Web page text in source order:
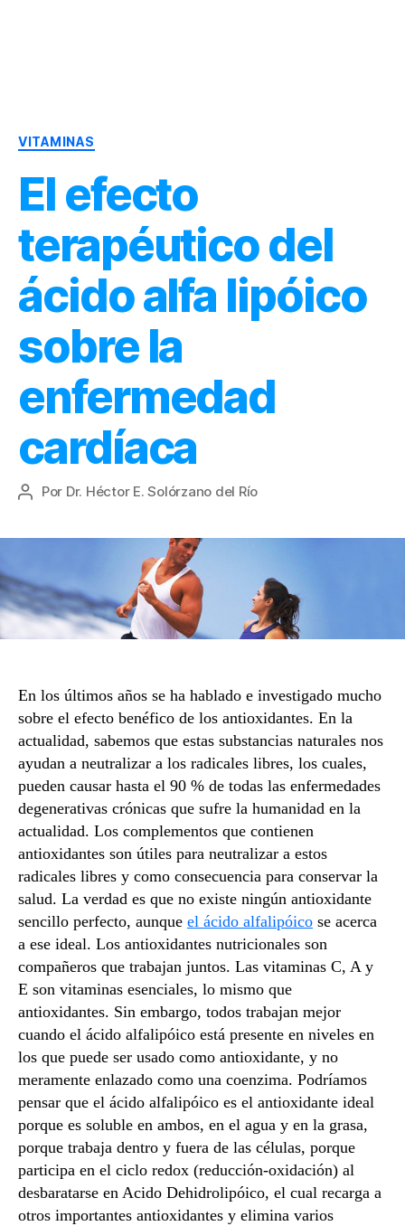
Terapia
Nutricional
y
Nutrición
VITAMINAS
El efecto
terapéutico del
ácido alfa lipóico
sobre la
enfermedad
cardíaca
Autor
Por Dr. Héctor E. Solórzano del Río
En los últimos años se ha hablado e investigado mucho
sobre el efecto benéfico de los antioxidantes. En la
actualidad, sabemos que estas substancias naturales nos
ayudan a neutralizar a los radicales libres, los cuales,
pueden causar hasta el 90 % de todas las enfermedades
degenerativas crónicas que sufre la humanidad en la
actualidad. Los complementos que contienen
antioxidantes son útiles para neutralizar a estos
radicales libres y como consecuencia para conservar la
salud. La verdad es que no existe ningún antioxidante
sencillo perfecto, aunque el ácido alfalipóico se acerca
a ese ideal. Los antioxidantes nutricionales son
compañeros que trabajan juntos. Las vitaminas C, A y
E son vitaminas esenciales, lo mismo que
antioxidantes. Sin embargo, todos trabajan mejor
cuando el ácido alfalipóico está presente en niveles en
los que puede ser usado como antioxidante, y no
meramente enlazado como una coenzima. Podríamos
pensar que el ácido alfalipóico es el antioxidante ideal
porque es soluble en ambos, en el agua y en la grasa,
porque trabaja dentro y fuera de las células, porque
participa en el ciclo redox (reducción-oxidación) al
desbaratarse en Acido Dehidrolipóico, el cual recarga a
otros importantes antioxidantes y elimina varios